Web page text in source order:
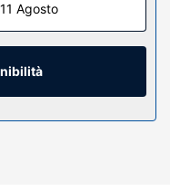
in camera
set di cortesia
casseforti e
tra cui una
Agosto